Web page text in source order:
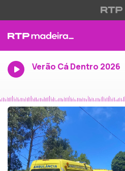
Verão Cá Dentro 2026